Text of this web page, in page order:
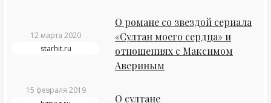
12 марта 2020
starhit.ru
О романе со звездой сериала
«Султан моего сердца» и
отношениях с Максимом
Авериным
15 февраля 2019
О султане